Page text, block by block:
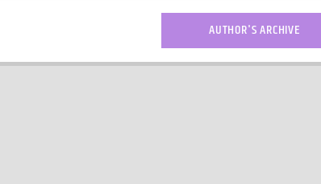
AUTHOR'S ARCHIVE